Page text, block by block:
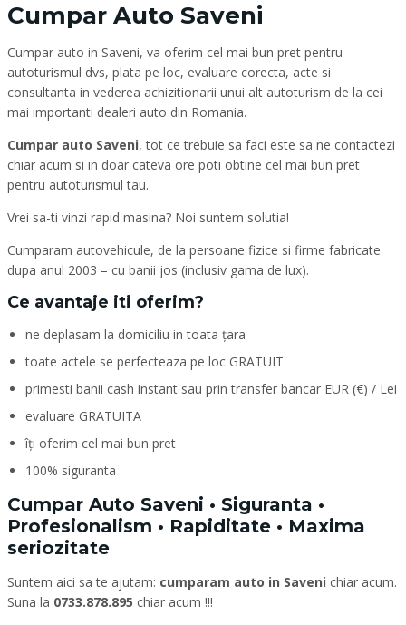
Cumpar Auto Saveni
Cumpar auto in Saveni, va oferim cel mai bun pret pentru
autoturismul dvs, plata pe loc, evaluare corecta, acte si
consultanta in vederea achizitionarii unui alt autoturism de la cei
mai importanti dealeri auto din Romania.
Cumpar auto Saveni, tot ce trebuie sa faci este sa ne contactezi
chiar acum si in doar cateva ore poti obtine cel mai bun pret
pentru autoturismul tau.
Vrei sa-ti vinzi rapid masina? Noi suntem solutia!
Cumparam autovehicule, de la persoane fizice si firme fabricate
dupa anul 2003 – cu banii jos (inclusiv gama de lux).
Ce avantaje iti oferim?
ne deplasam la domiciliu in toata țara
toate actele se perfecteaza pe loc GRATUIT
primesti banii cash instant sau prin transfer bancar EUR (€) / Lei
evaluare GRATUITA
îți oferim cel mai bun pret
100% siguranta
Cumpar Auto Saveni • Siguranta •
Profesionalism • Rapiditate • Maxima
seriozitate
Suntem aici sa te ajutam: cumparam auto in Saveni chiar acum.
Suna la 0733.878.895 chiar acum !!!